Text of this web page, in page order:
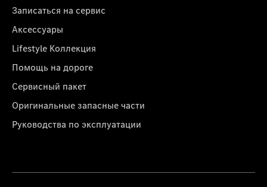
Записаться на сервис
Аксессуары
Lifestyle Коллекция
Помощь на дороге
Сервисный пакет
Оригинальные запасные части
Руководства по эксплуатации